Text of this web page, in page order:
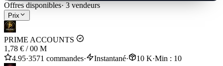
Offres disponibles· 3 vendeurs
Prix
PRIME ACCOUNTS
1,78 € /00 M
4.95·3571 commandes· Instantané· 10 K·Min : 10